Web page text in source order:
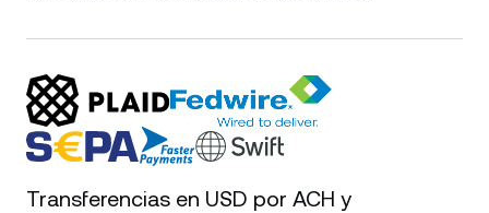
Transferencias en USD por ACH y